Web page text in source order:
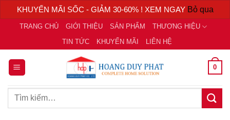
KHUYẾN MÃI SỐC - GIẢM 30-60% ! XEM NGAY Bỏ qua
Chuyển
nội
dung
TRANG CHỦ GIỚI THIỆU SẢN PHẨM
THƯƠNG HIỆU
TIN TỨC
KHUYẾN MÃI LIÊN HỆ
0
Tìm